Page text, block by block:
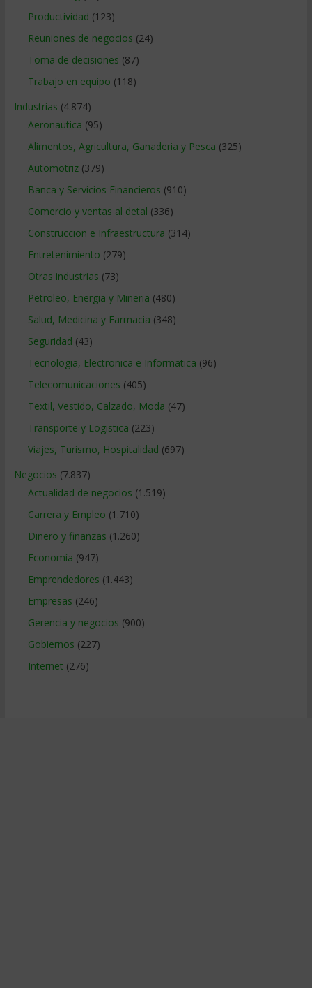
Productividad (123)
Reuniones de negocios (24)
Toma de decisiones (87)
Trabajo en equipo (118)
Industrias (4.874)
Aeronautica (95)
Alimentos, Agricultura, Ganaderia y Pesca (325)
Automotriz(379)
Banca y Servicios Financieros (910)
Comercio y ventas al detal (336)
Construccion e Infraestructura (314)
Entretenimiento (279)
Otras industrias (73)
Petroleo, Energia y Mineria (480)
Salud, Medicina y Farmacia (348)
Seguridad (43)
Tecnologia, Electronica e Informatica (96)
Telecomunicaciones (405)
Textil, Vestido, Calzado, Moda (47)
Transporte y Logistica (223)
Viajes, Turismo, Hospitalidad (697)
Negocios (7.837)
Actualidad de negocios (1.519)
Carrera y Empleo (1.710)
Dinero y finanzas (1.260)
Economía (947)
Emprendedores (1.443)
Empresas (246)
Gerencia y negocios (900)
Gobiernos (227)
Internet (276)